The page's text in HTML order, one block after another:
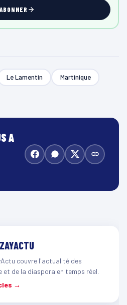
Le Lamentin Martinique
A
couvre l'actualité des
et de la diaspora en temps réel.
→